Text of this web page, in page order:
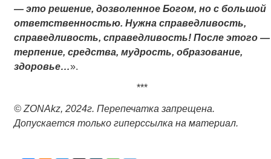
— это решение, дозволенное Богом, но с большой
ответственностью. Нужна справедливость,
справедливость, справедливость! После этого —
терпение, средства, мудрость, образование,
здоровье…».
***
© ZONAkz, 2024г. Перепечатка запрещена.
Допускается только гиперссылка на материал.